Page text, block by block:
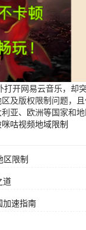
开网易云音乐，却
及版权限制问题
、欧洲等国家和
咕视频地域限制
区限制
道
加速指南